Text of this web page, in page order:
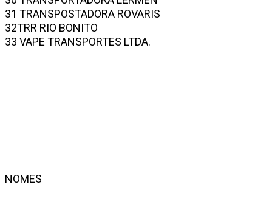
31 TRANSPOSTADORA ROVARIS
32TRR RIO BONITO
33 VAPE TRANSPORTES LTDA.
NOMES